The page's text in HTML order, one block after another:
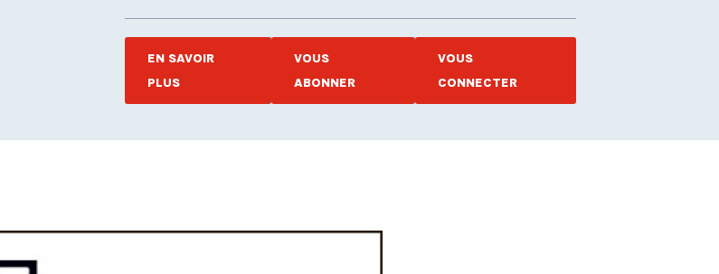
EN SAVOIR
PLUS
VOUS
ABONNER
VOUS
CONNECTER